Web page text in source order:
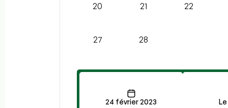
20 21 22
27 28
24 février 2023